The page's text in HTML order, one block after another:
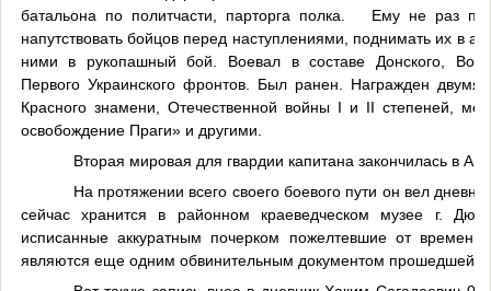
батальона по политчасти, парторга полка. Ему не раз
напутствовать бойцов перед наступлениями, поднимать их в
ними в рукопашный бой. Воевал в составе Донского,
Первого Украинского фронтов. Был ранен. Награжден двумя
Красного знамени, Отечественной войны I и II степеней,
освобождение Праги» и другими.
Вторая мировая для гвардии капитана закончилась в
На протяжении всего своего боевого пути он вел
сейчас хранится в районном краеведческом музее г.
исписанные аккуратным почерком пожелтевшие от времени
являются еще одним обвинительным документом прошедшей